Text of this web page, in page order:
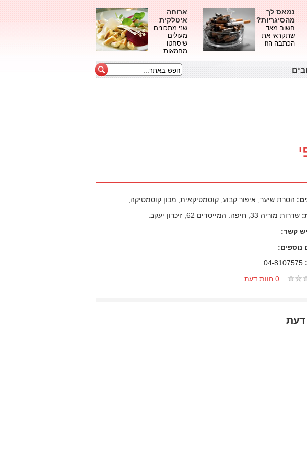
נמאס לך
מהסיגריות?
חשוב מאד
שתקראי את
הכתבה הזו
ארוחה
איטלקית
שני מתכונים
מעולים
שיסחטו
מחמאות
הסרת שיער, איפור קבוע, קוסמטיקאית, מכון קוסמטיקה,
שדרות מוריה 33, חיפה. המייסדים 62, זיכרון יעקב.
קשר:
נוספים:
0 חוות דעת
דעת